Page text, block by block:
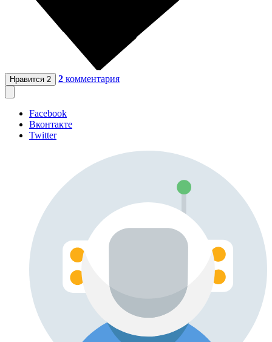
Нравится 2 2 комментария
Facebook
Вконтакте
Twitter